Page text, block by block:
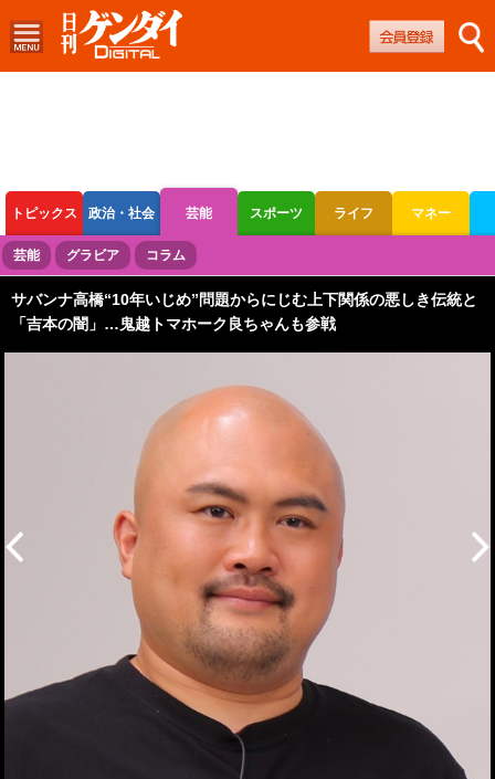
トピックス 政治・社会 芸能 スポーツ ライフ マネー
ボートレース 競輪 オートレース
芸能 グラビア コラム
サバンナ高橋“10年いじめ”問題からにじむ上下関係の悪しき伝統と
「吉本の闇」…鬼越トマホーク良ちゃんも参戦